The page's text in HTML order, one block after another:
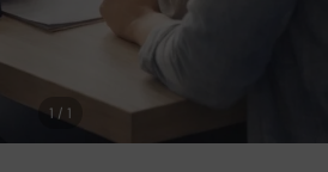
1 / 1